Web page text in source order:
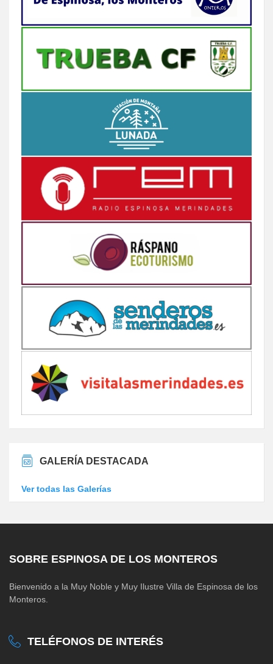
GALERÍA DESTACADA
Ver todas las Galerías
SOBRE ESPINOSA DE LOS MONTEROS
Bienvenido a la Muy Noble y Muy Ilustre Villa de Espinosa de los
Monteros.
TELÉFONOS DE INTERÉS